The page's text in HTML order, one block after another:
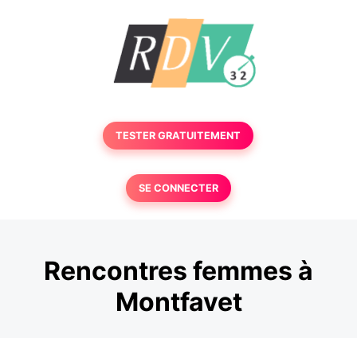
TESTER GRATUITEMENT
SE CONNECTER
Rencontres femmes à
Montfavet